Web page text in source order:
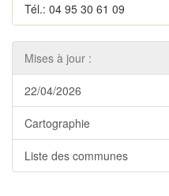
Tél.: 04 95 30 61 09
Mises à jour :
22/04/2026
Cartographie
Liste des communes